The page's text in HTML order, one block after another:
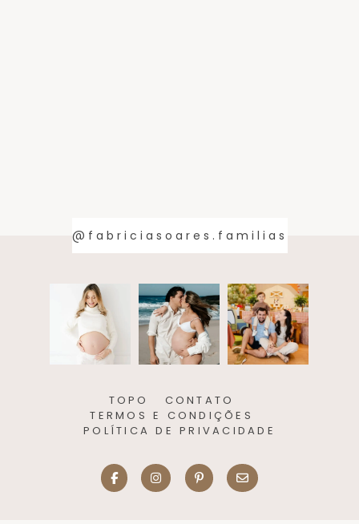
@fabriciasoares.familias
TOPO
CONTATO
TERMOS E CONDIÇÕES
POLÍTICA DE PRIVACIDADE